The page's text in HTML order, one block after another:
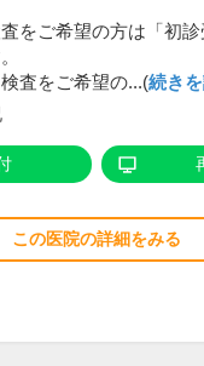
をご希望の方は「初
査をご希望の...(続き
この医院の詳細をみる